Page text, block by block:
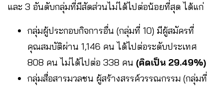
และ 3 อันดับกลุ่มที่มีสัดส่วนไม่ได้ไปต่อน้อยที่สุด ได้แก่
กลุ่มผู้ประกอบกิจการอื่น (กลุ่มที่ 10) มีผู้สมัครที่
คุณสมบัติผ่าน 1,146 คน ได้ไปต่อระดับประเทศ
808 คน ไม่ได้ไปต่อ 338 คน (คิดเป็น 29.49%)
กลุ่มสื่อสารมวลชน ผู้สร้างสรรค์วรรณกรรม (กลุ่มที่